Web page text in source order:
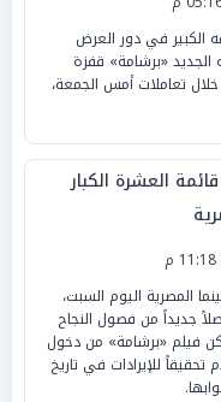
الكبير في دور العرض
«برشامة» قفزة
تعاملات أمس الجمعة،
العشرة الكبار
المصرية اليوم السبت،
28 مارس 2026، فصلاً جديداً من فصول النجاح
فيلم «برشامة» من دخول
تحقيقاً للإيرادات في تاريخ